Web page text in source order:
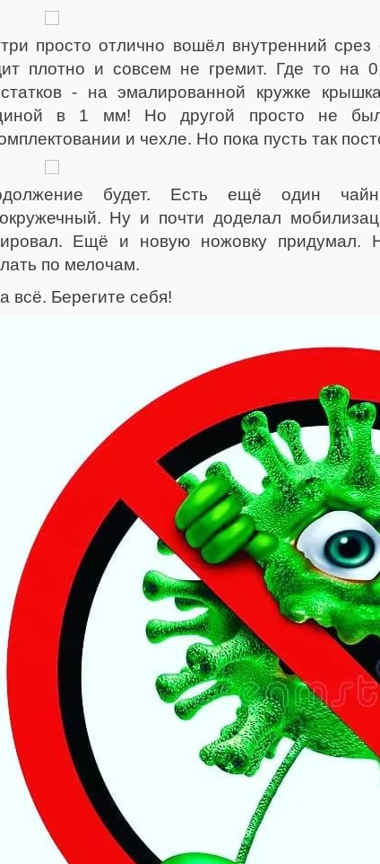
просто отлично вошёл внутренний
плотно и совсем не гремит. Где то на
- на эмалированной кружке
в 1 мм! Но другой просто не
и чехле. Но пока пусть так
будет. Есть ещё один
Ну и почти доделал
Ещё и новую ножовку придумал.
по мелочам.
всё. Берегите себя!